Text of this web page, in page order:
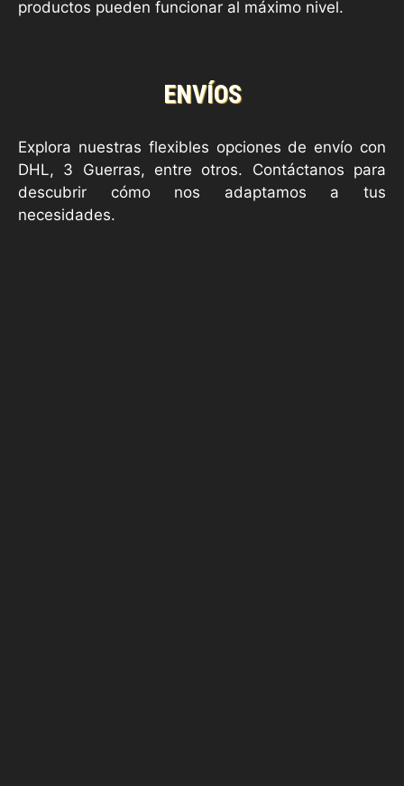
productos pueden funcionar al máximo nivel.
ENVÍOS
Explora nuestras flexibles opciones de envío con
DHL, 3 Guerras, entre otros. Contáctanos para
descubrir cómo nos adaptamos a tus
necesidades.